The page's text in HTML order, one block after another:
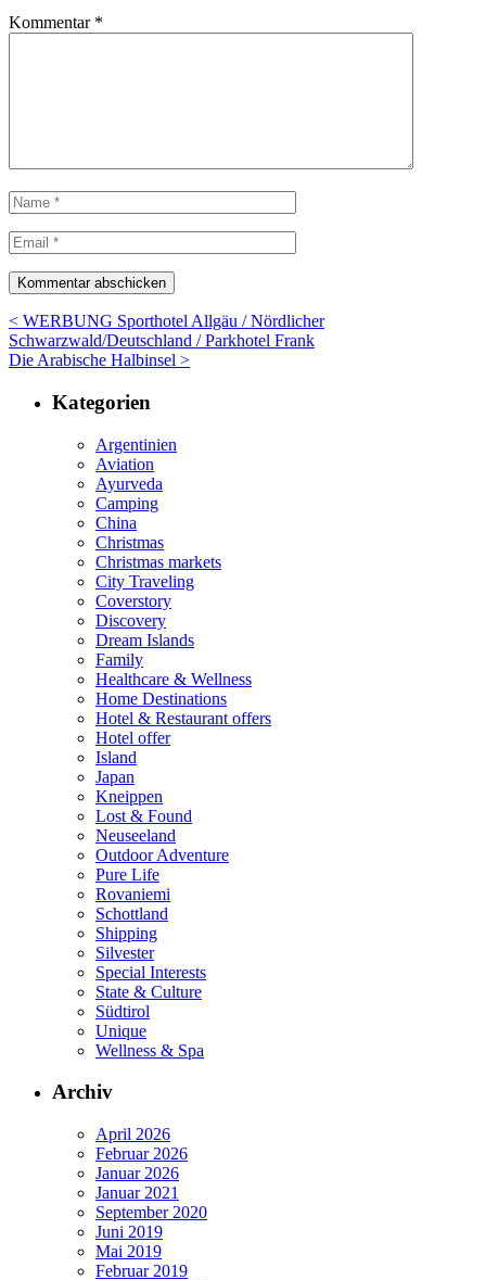
Kommentar *
< WERBUNG Sporthotel Allgäu / Nördlicher
Schwarzwald/Deutschland / Parkhotel Frank
Die Arabische Halbinsel >
Kategorien
Argentinien
Aviation
Ayurveda
Camping
China
Christmas
Christmas markets
City Traveling
Coverstory
Discovery
Dream Islands
Family
Healthcare & Wellness
Home Destinations
Hotel & Restaurant offers
Hotel offer
Island
Japan
Kneippen
Lost & Found
Neuseeland
Outdoor Adventure
Pure Life
Rovaniemi
Schottland
Shipping
Silvester
Special Interests
State & Culture
Südtirol
Unique
Wellness & Spa
Archiv
April 2026
Februar 2026
Januar 2026
Januar 2021
September 2020
Juni 2019
Mai 2019
Februar 2019